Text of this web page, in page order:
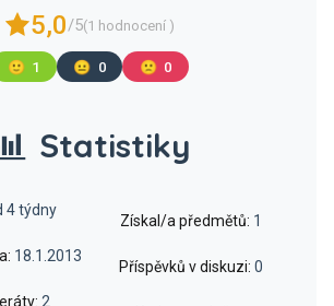
5,0/5(1 hodnocení )
🙂 1 😐 0 🙁 0
Statistiky
4 týdny
18.1.2013
2
Získal/a předmětů: 1
Příspěvků v diskuzi: 0